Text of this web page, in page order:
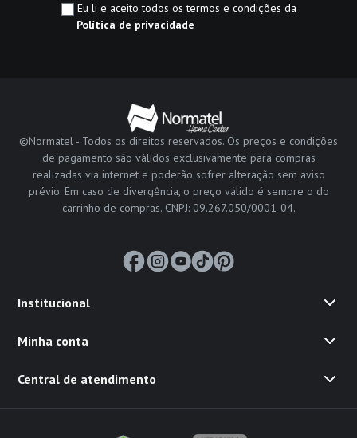
Eu li e aceito todos os termos e condições da
Política de privacidade
©Normatel - Todos os direitos reservados. Os preços e condições
de pagamento são válidos exclusivamente para compras
realizadas via internet e poderão sofrer alteração sem aviso
prévio. Em caso de divergência, o preço válido é sempre o do
carrinho de compras. CNPJ: 09.267.050/0001-04.
Institucional
Minha conta
Central de atendimento